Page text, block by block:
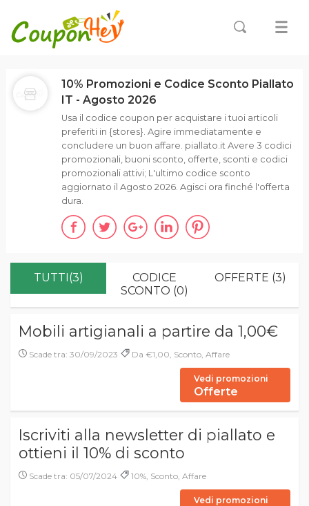
TUTTI(3)
CODICE
SCONTO (0)
OFFERTE (3)
Mobili artigianali a partire da 1,00€
Scade tra: 30/09/2023 Da €1,00, Sconto, Affare
Vedi promozioni
Offerte
Iscriviti alla newsletter di piallato e
ottieni il 10% di sconto
Scade tra: 05/07/2024 10%, Sconto, Affare
Vedi promozioni
10% Promozioni e Codice Sconto Piallato
IT - Agosto 2026
Usa il codice coupon per acquistare i tuoi articoli
preferiti in {stores}. Agire immediatamente e
concludere un buon affare. piallato.it Avere 3 codici
promozionali, buoni sconto, offerte, sconti e codici
promozionali attivi; L'ultimo codice sconto
aggiornato il Agosto 2026. Agisci ora finché l'offerta
dura.